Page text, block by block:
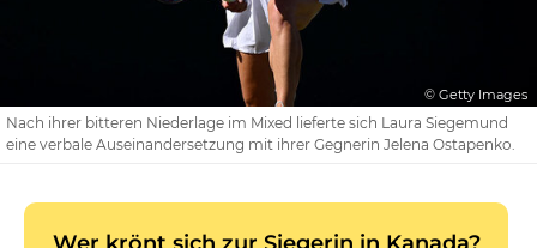
© Getty Images
Nach ihrer bitteren Niederlage im Mixed lieferte sich Laura Siegemund
eine verbale Auseinandersetzung mit ihrer Gegnerin Jelena Ostapenko.